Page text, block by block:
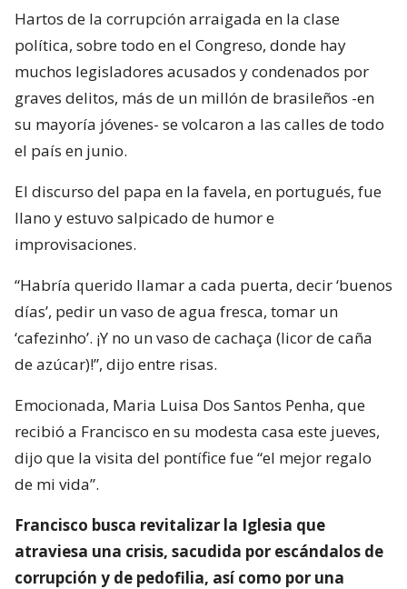
Hartos de la corrupción arraigada en la clase
política, sobre todo en el Congreso, donde hay
muchos legisladores acusados y condenados por
graves delitos, más de un millón de brasileños -en
su mayoría jóvenes- se volcaron a las calles de todo
el país en junio.
El discurso del papa en la favela, en portugués, fue
llano y estuvo salpicado de humor e
improvisaciones.
“Habría querido llamar a cada puerta, decir ‘buenos
días’, pedir un vaso de agua fresca, tomar un
‘cafezinho’. ¡Y no un vaso de cachaça (licor de caña
de azúcar)!”, dijo entre risas.
Emocionada, Maria Luisa Dos Santos Penha, que
recibió a Francisco en su modesta casa este jueves,
dijo que la visita del pontífice fue “el mejor regalo
de mi vida”.
Francisco busca revitalizar la Iglesia que
atraviesa una crisis, sacudida por escándalos de
corrupción y de pedofilia, así como por una